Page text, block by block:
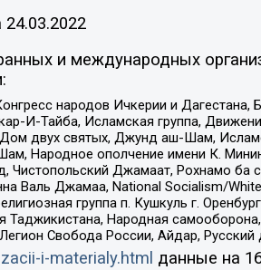
24.03.2022
и международных
народов Ичкерии и Дагестана,
И-Тайба, Исламская группа,
двух святых, Джунд аш-Шам,
Народное ополчение имени К.
Джамаат, Рохнамо ба
Джамаа, National Socialism/White
группа п. Кушкуль г.
Народная
Свобода России, Айдар, Русский
i-materialy.html данные на